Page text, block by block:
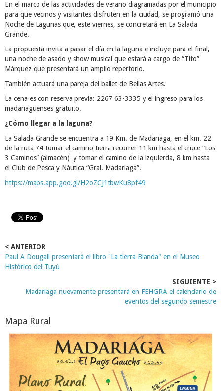
En el marco de las actividades de verano diagramadas por el municipio
para que vecinos y visitantes disfruten en la ciudad, se programó una
Noche de Lagunas que, este viernes, se concretará en La Salada
Grande.
La propuesta invita a pasar el día en la laguna e incluye para el final,
una noche de asado y show musical que estará a cargo de “Tito”
Márquez que presentará un amplio repertorio.
También actuará una pareja del ballet de Bellas Artes.
La cena es con reserva previa: 2267 63-3335 y el ingreso para los
madariaguenses gratuito.
¿Cómo llegar a la laguna?
La Salada Grande se encuentra a 19 Km. de Madariaga, en el km. 22
de la ruta 74 tomar el camino tierra recorrer 11 km hasta el cruce “Los
3 Caminos” (almacén) y tomar el camino de la izquierda, 8 km hasta
el Club de Pesca y Náutica “Gral. Madariaga”.
https://maps.app.goo.gl/H2oZCJ1tbwKu8pf49
< ANTERIOR
Paul A Dougall presentará el libro "La tierra Blanda" en el Museo
Histórico del Tuyú
SIGUIENTE >
Madariaga nuevamente presentará en FEHGRA el calendario de
eventos del segundo semestre
Mapa Rural